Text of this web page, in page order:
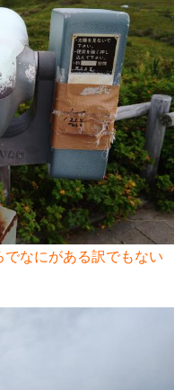
なにがある訳でもない